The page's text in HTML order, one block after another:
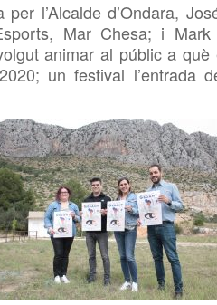
per l’Alcalde d’Ondara,
Mar Chesa; i Mark
animar al públic a
un festival l’entrada